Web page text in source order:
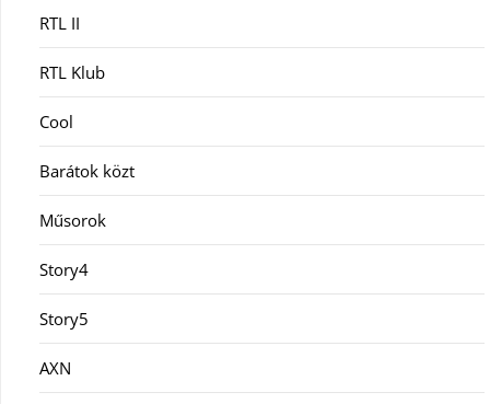
RTL II
RTL Klub
Cool
Barátok közt
Műsorok
Story4
Story5
AXN